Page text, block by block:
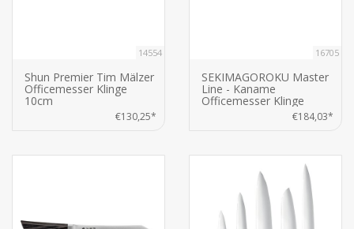
14554
Shun Premier Tim Mälzer
Officemesser Klinge
10cm
€130,25*
16705
SEKIMAGOROKU Master
Line - Kaname
Officemesser Klinge
€184,03*